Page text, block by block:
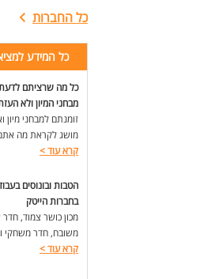
כל החברות
כל המידע
כל מה שרציתם
מבחני המיון ולא
זומנתם למבחני מיון
מושג לקראת מה
קרא עוד>
הטבות ובונוסים
בחברות הייטק
מכון כושר צמוד, חדר
משובח, חדר משחקי
קרא עוד>